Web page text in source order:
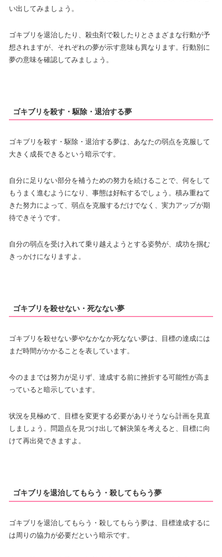
い出してみましょう。
ゴキブリを退治したり、殺虫剤で殺したりとさまざまな行動が予
想されますが、それぞれの夢が示す意味も異なります。行動別に
夢の意味を確認してみましょう。
ゴキブリを殺す・駆除・退治する夢
ゴキブリを殺す・駆除・退治する夢は、あなたの弱点を克服して
大きく成長できるという暗示です。
自分に足りない部分を補うための努力を続けることで、何をして
もうまく進むようになり、事態は好転するでしょう。積み重ねて
きた努力によって、弱点を克服するだけでなく、実力アップが期
待できそうです。
自分の弱点を受け入れて乗り越えようとする姿勢が、成功を掴む
きっかけになりますよ。
ゴキブリを殺せない・死なない夢
ゴキブリを殺せない夢やなかなか死なない夢は、目標の達成には
まだ時間がかかることを表しています。
今のままでは努力が足りず、達成する前に挫折する可能性が高ま
っていると暗示しています。
状況を見極めて、目標を変更する必要がありそうなら計画を見直
しましょう。問題点を見つけ出して解決策を考えると、目標に向
けて再出発できますよ。
ゴキブリを退治してもらう・殺してもらう夢
ゴキブリを退治してもらう・殺してもらう夢は、目標達成するに
は周りの協力が必要だという暗示です。